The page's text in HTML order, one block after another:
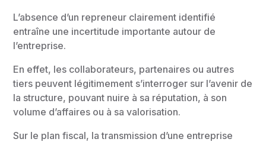
L’absence d’un repreneur clairement identifié
entraîne une incertitude importante autour de
l’entreprise.
En effet, les collaborateurs, partenaires ou autres
tiers peuvent légitimement s’interroger sur l’avenir de
la structure, pouvant nuire à sa réputation, à son
volume d’affaires ou à sa valorisation.
Sur le plan fiscal, la transmission d’une entreprise